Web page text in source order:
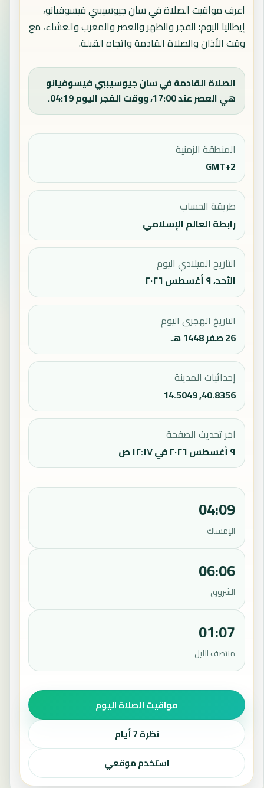
اعرف مواقيت الصلاة في سان جيوسيببي فيسوفيانو،
إيطاليا اليوم: الفجر والظهر والعصر والمغرب والعشاء، مع
وقت الأذان والصلاة القادمة واتجاه القبلة.
الصلاة القادمة في سان جيوسيببي فيسوفيانو
هي العصر عند 17:00، ووقت الفجر اليوم 04:19.
المنطقة الزمنية
GMT+2
طريقة الحساب
رابطة العالم الإسلامي
التاريخ الميلادي اليوم
الأحد، ٩ أغسطس ٢٠٢٦
التاريخ الهجري اليوم
26 صفر 1448 هـ
إحداثيات المدينة
40.8356, 14.5049
آخر تحديث الصفحة
٩ أغسطس ٢٠٢٦ في ١٢:١٧ ص
04:09
الإمساك
06:06
الشروق
01:07
منتصف الليل
مواقيت الصلاة اليوم
نظرة 7 أيام
استخدم موقعي